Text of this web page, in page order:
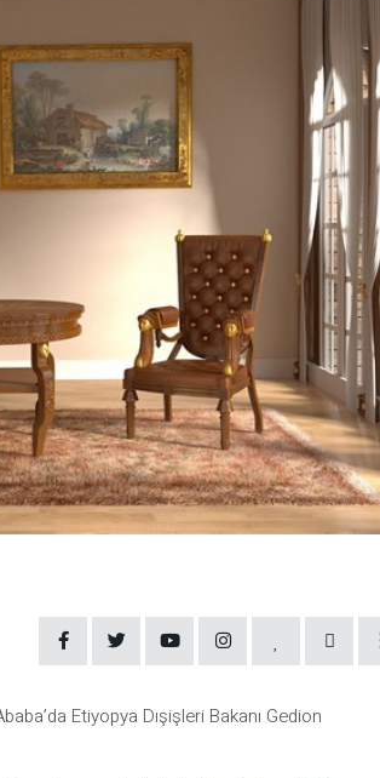
Etiyopya Dışişleri Bakanı Gedion